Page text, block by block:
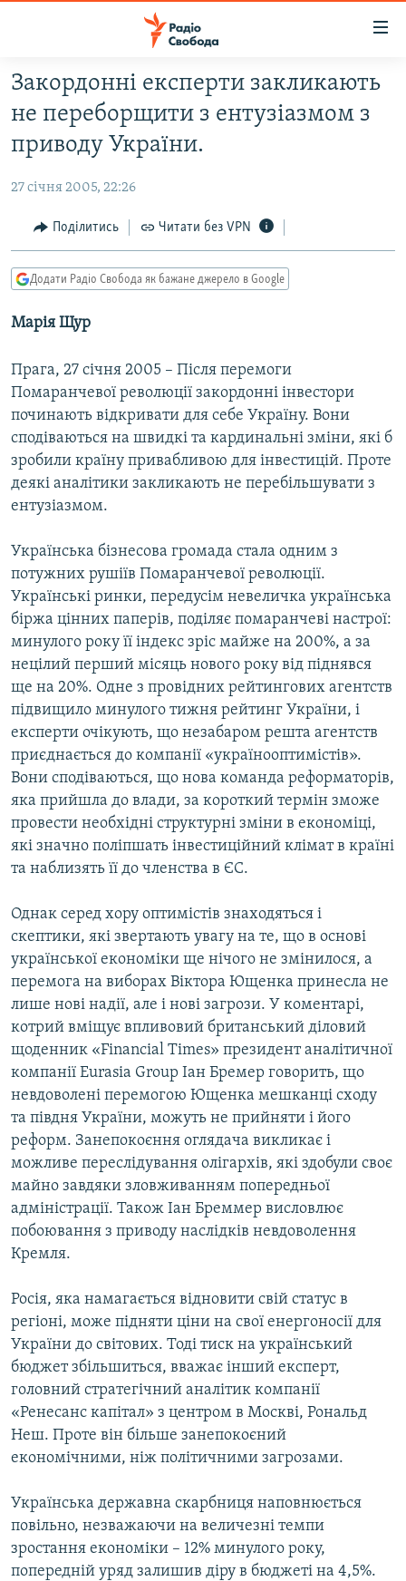
Перейти
до
основного
матеріалу
Перейти
до
навігації
Перейти
до
РАДІО СВОБОДА – 70 РОКІВ
ВСЕ ЗА ДОБУ
СТАТТІ
ПОЛІТИКА
ЕКОНОМІКА
КУЛЬТУРА
СПОРТ
СВІТ
ВІЙНА
РОСІЙСЬКА «ФІЛЬТРАЦІЯ»
КРИМ.РЕАЛІЇ
ТИ ЯК?
КИТАЙ.ВИКЛИКИ
МУЛЬТИМЕДІА
ФОТО
СПЕЦПРОЄКТИ
ПОДКАСТИ
КРИМ РЕАЛІЇ
РУС
УКР
КТАТ
ДОЛУЧАЙСЯ!
Усі сайти RFE/RL
Закордонні експерти закликають
не переборщити з ентузіазмом з
приводу України.
27 січня 2005, 22:26
Поділитись Читати без VPN
Додати Радіо Свобода як бажане джерело в Google
Марія Щур
Прага, 27 січня 2005 – Після перемоги
Помаранчевої революції закордонні інвестори
починають відкривати для себе Україну. Вони
сподіваються на швидкі та кардинальні зміни, які б
зробили країну привабливою для інвестицій. Проте
деякі аналітики закликають не перебільшувати з
ентузіазмом.
Українська бізнесова громада стала одним з
потужних рушіїв Помаранчевої революції.
Українські ринки, передусім невеличка українська
біржа цінних паперів, поділяє помаранчеві настрої:
минулого року її індекс зріс майже на 200%, а за
нецілий перший місяць нового року від піднявся
ще на 20%. Одне з провідних рейтингових агентств
підвищило минулого тижня рейтинг України, і
експерти очікують, що незабаром решта агентств
приєднається до компанії «українооптимістів».
Вони сподіваються, що нова команда реформаторів,
яка прийшла до влади, за короткий термін зможе
провести необхідні структурні зміни в економіці,
які значно поліпшать інвестиційний клімат в країні
та наблизять її до членства в ЄС.
Однак серед хору оптимістів знаходяться і
скептики, які звертають увагу на те, що в основі
української економіки ще нічого не змінилося, а
перемога на виборах Віктора Ющенка принесла не
лише нові надії, але і нові загрози. У коментарі,
котрий вміщує впливовий британський діловий
щоденник «Financial Times» президент аналітичної
компанії Eurasia Group Іан Бремер говорить, що
невдоволені перемогою Ющенка мешканці сходу
та півдня України, можуть не прийняти і його
реформ. Занепокоєння оглядача викликає і
можливе переслідування олігархів, які здобули своє
майно завдяки зловживанням попередньої
адміністрації. Також Іан Бреммер висловлює
побоювання з приводу наслідків невдоволення
Кремля.
Росія, яка намагається відновити свій статус в
регіоні, може підняти ціни на свої енергоносії для
України до світових. Тоді тиск на український
бюджет збільшиться, вважає інший експерт,
головний стратегічний аналітик компанії
«Ренесанс капітал» з центром в Москві, Рональд
Неш. Проте він більше занепокоєний
економічними, ніж політичними загрозами.
Українська державна скарбниця наповнюється
повільно, незважаючи на величезні темпи
зростання економіки – 12% минулого року,
попередній уряд залишив діру в бюджеті на 4,5%.